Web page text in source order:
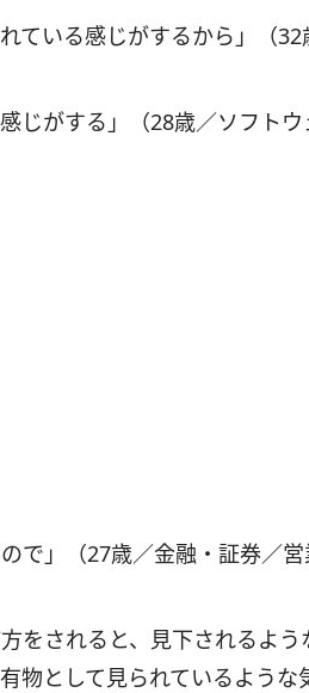
ている感じがするから」（32
じがする」（28歳／ソフトウ
で」（27歳／金融・証券／営
方をされると、見下されるよ
物として見られているよう